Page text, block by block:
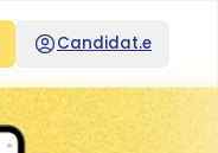
Candidat.e